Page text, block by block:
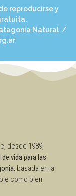
reproducirse y
Natural /
desde 1989,
vida para las
basada en la
como bien